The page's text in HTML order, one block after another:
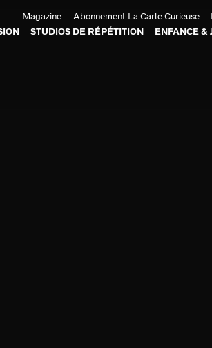
Magazine Abonnement La Carte Curieuse
STUDIOS DE RÉPÉTITION ENFANCE &